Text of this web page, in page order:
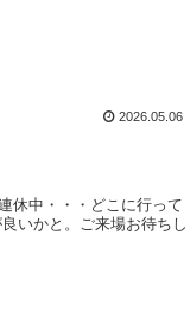
2026.05.06
休中・・・どこに行って
いかと。ご来場お待ちし